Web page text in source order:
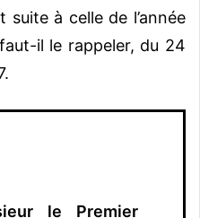
à celle de l’année
il le rappeler, du 24
le Premier